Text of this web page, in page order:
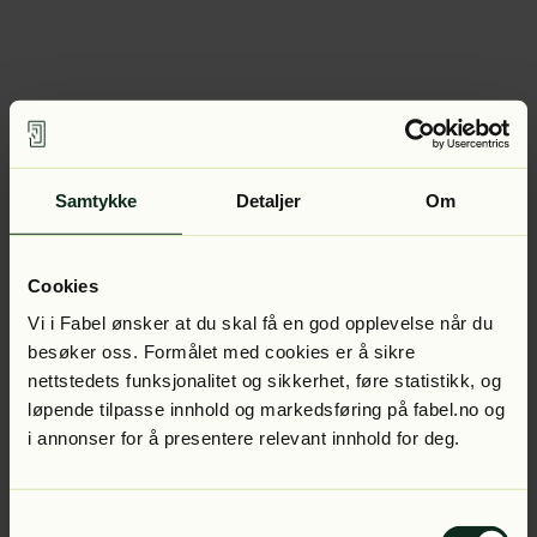
Samtykke Detaljer Om
Cookies
Vi i Fabel ønsker at du skal få en god opplevelse når du
besøker oss. Formålet med cookies er å sikre
nettstedets funksjonalitet og sikkerhet, føre statistikk, og
løpende tilpasse innhold og markedsføring på fabel.no og
i annonser for å presentere relevant innhold for deg.